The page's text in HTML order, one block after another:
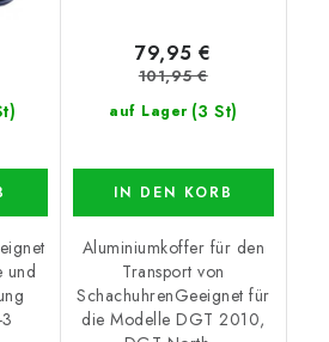
und
auf Lager (3 St)
79,95 €
101,95 €
IN DEN KORB
Aluminiumkoffer für den
Transport von
SchachuhrenGeeignet für
die Modelle DGT 2010,